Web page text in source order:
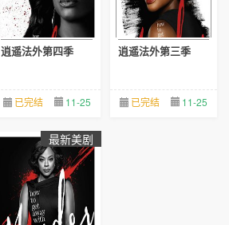
逍遥法外第四季
已完结 11-25
逍遥法外第三季
已完结 11-25
最新美剧